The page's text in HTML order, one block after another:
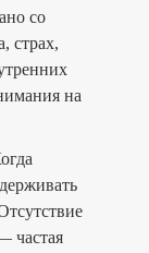
со
страх,
на
частая